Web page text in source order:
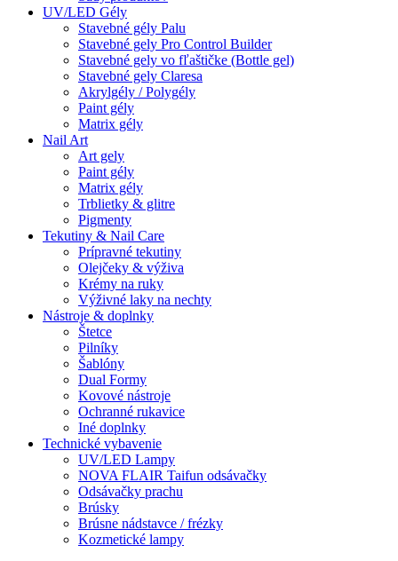
UV/LED Gély
Stavebné gély Palu
Stavebné gely Pro Control Builder
Stavebné gely vo fľaštičke (Bottle gel)
Stavebné gely Claresa
Akrylgély / Polygély
Paint gély
Matrix gély
Nail Art
Art gely
Paint gély
Matrix gély
Trblietky & glitre
Pigmenty
Tekutiny & Nail Care
Prípravné tekutiny
Olejčeky & výživa
Krémy na ruky
Výživné laky na nechty
Nástroje & doplnky
Štetce
Pilníky
Šablóny
Dual Formy
Kovové nástroje
Ochranné rukavice
Iné doplnky
Technické vybavenie
UV/LED Lampy
NOVA FLAIR Taifun odsávačky
Odsávačky prachu
Brúsky
Brúsne nádstavce / frézky
Kozmetické lampy